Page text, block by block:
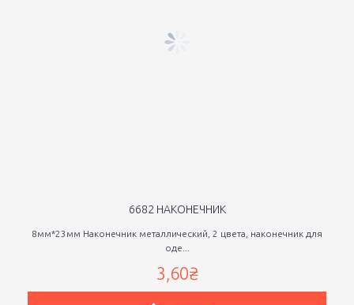
6682 НАКОНЕЧНИК
8мм*23мм Наконечник металлический, 2 цвета, наконечник для
оде...
3,60₴